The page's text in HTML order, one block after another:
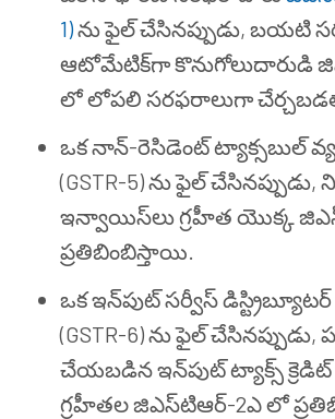
1)ను ఫైల్ చేసినప్పుడు, బయటి
ఆటోమేటిక్‌గా కొనుగోలుదారుడి
లో లోపలి సరఫరాలుగా
ఒక నాన్-రెసిడెంట్ ట్యాక్సబుల్
(GSTR-5) ను ఫైల్
ఇన్వాయిస్‌లు గ్రహీత యొక్క
ప్రతిబింబిస్తాయి.
ఒక ఇన్‌పుట్ సర్వీస్
(GSTR-6) ను ఫైల్ చేసినప్పుడు,
చేయబడిన ఇన్‌పుట్ ట్యాక్స్ క్రెడిట్
గ్రహీతల జిఎస్‌టి‌ఆర్-2ఎ లో